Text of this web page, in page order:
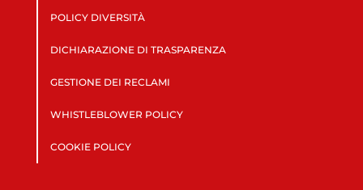
POLICY DIVERSITÀ
DICHIARAZIONE DI TRASPARENZA
GESTIONE DEI RECLAMI
WHISTLEBLOWER POLICY
COOKIE POLICY